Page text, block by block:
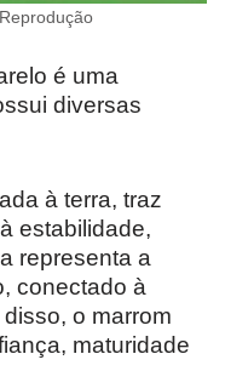
é uma
diversas
à terra, traz
estabilidade,
representa a
conectado à
o marrom
maturidade